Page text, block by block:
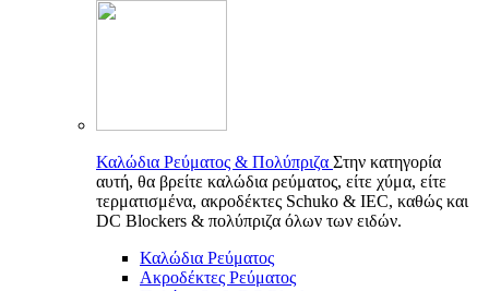
Καλώδια Ρεύματος & Πολύπριζα Στην κατηγορία
αυτή, θα βρείτε καλώδια ρεύματος, είτε χύμα, είτε
τερματισμένα, ακροδέκτες Schuko & IEC, καθώς και
DC Blockers & πολύπριζα όλων των ειδών.
Καλώδια Ρεύματος
Ακροδέκτες Ρεύματος